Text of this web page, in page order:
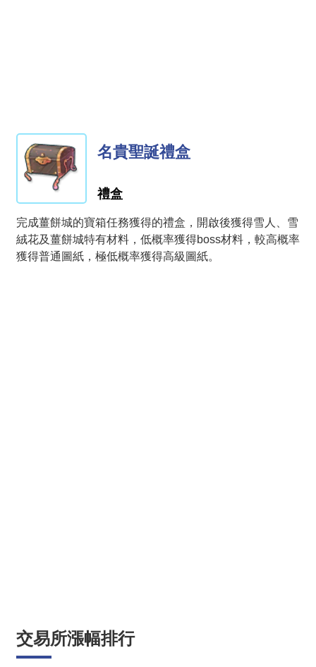
名貴聖誕禮盒
禮盒
完成薑餅城的寶箱任務獲得的禮盒，開啟後獲得雪人、雪
絨花及薑餅城特有材料，低概率獲得boss材料，較高概率
獲得普通圖紙，極低概率獲得高級圖紙。
交易所漲幅排行